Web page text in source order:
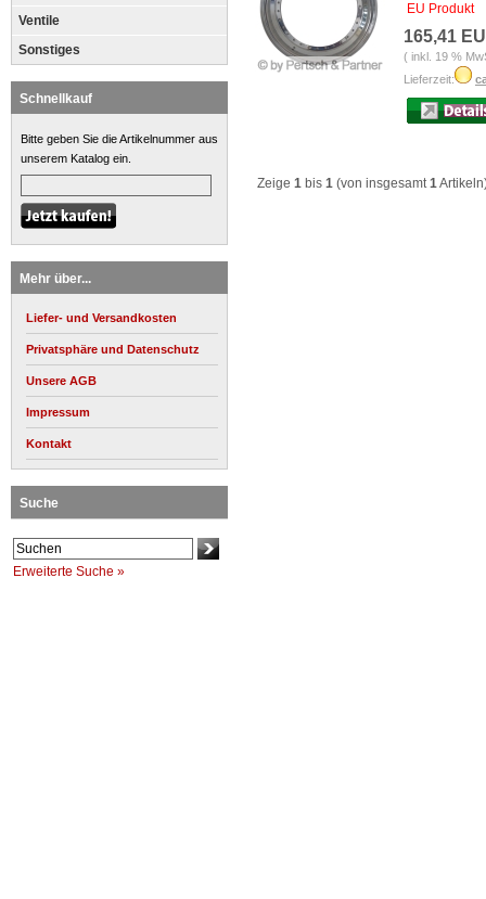
Ventile
Sonstiges
Schnellkauf
Bitte geben Sie die Artikelnummer aus
unserem Katalog ein.
Mehr über...
Liefer- und Versandkosten
Privatsphäre und Datenschutz
Unsere AGB
Impressum
Kontakt
Suche
Erweiterte Suche »
EU Produkt
165,41
( inkl. 19 %
Lieferzeit:
Zeige 1 bis 1 (von insgesamt1